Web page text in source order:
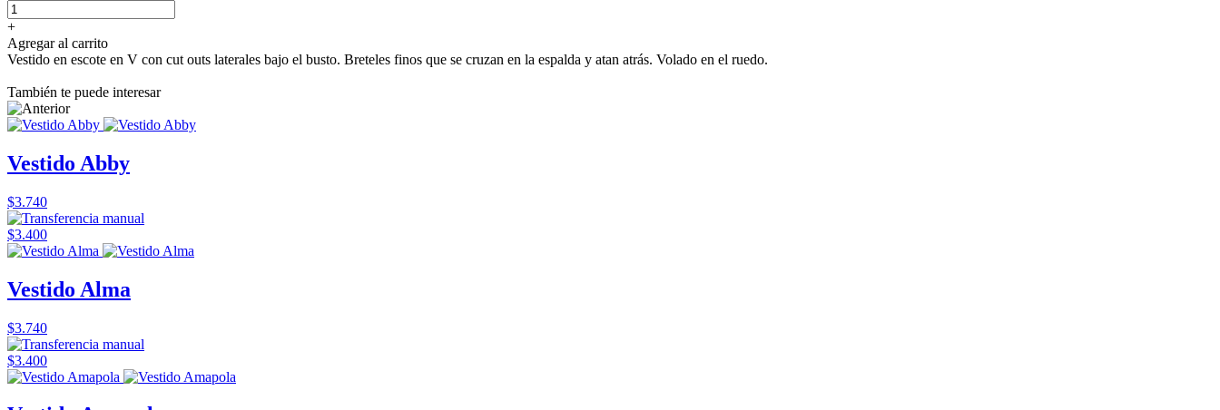
+
Agregar al carrito
Vestido en escote en V con cut outs laterales bajo el busto. Breteles finos que se cruzan en la espalda y atan atrás. Volado en el ruedo.
También te puede interesar
Vestido Abby
$3.740
$3.400
Vestido Alma
$3.740
$3.400